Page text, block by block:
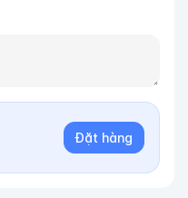
Đặt hàng